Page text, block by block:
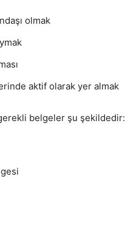
olmak
aktif olarak yer almak
belgeler şu şekildedir: